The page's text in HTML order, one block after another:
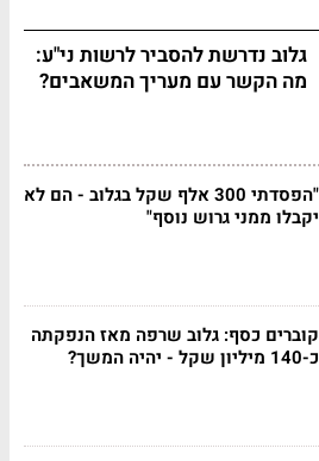
גלוב נדרשת להסביר לרשות ני"ע:
מה הקשר עם מעריך המשאבים?
"הפסדתי 300 אלף שקל בגלוב - הם לא
יקבלו ממני גרוש נוסף"
קוברים כסף: גלוב שרפה מאז הנפקתה
כ-140 מיליון שקל - יהיה המשך?